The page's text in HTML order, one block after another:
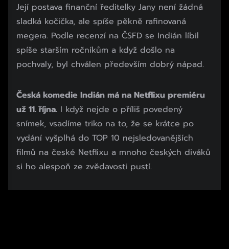
Její postava finanční ředitelky Jany není žádná
sladká kočička, ale spíše pěkně rafinovaná
megera. Podle recenzí na ČSFD se Indián líbil
spíše starším ročníkům a když došlo na
pochvaly, byl chválen především dobrý nápad.
Česká komedie Indián má na Netflixu premiéru
už 11. října. I když nejde o příliš povedený
snímek, vsadíme triko na to, že se krátce po
vydání vyšplhá do TOP 10 nejsledovanějších
filmů na české Netflixu a mnoho českých diváků
si ho alespoň ze zvědavosti pustí.